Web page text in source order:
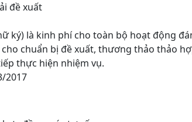
đề xuất
ký) là kinh phí cho toàn bộ hoạt động
chuẩn bị đề xuất, thương thảo thảo
thực hiện nhiệm vụ.
2017